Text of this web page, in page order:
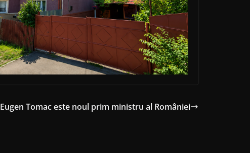
Eugen Tomac este noul prim ministru al României